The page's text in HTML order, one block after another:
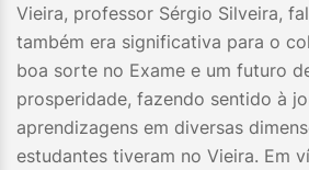
Vieira, professor Sérgio Silveira,
também era significativa para o
boa sorte no Exame e um futuro
prosperidade, fazendo sentido à
aprendizagens em diversas
estudantes tiveram no Vieira. Em